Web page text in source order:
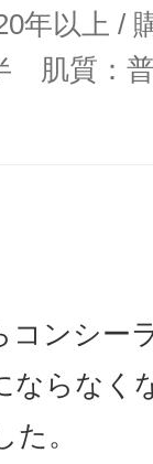
年以上 /
肌質：
コンシー
ならなく
。